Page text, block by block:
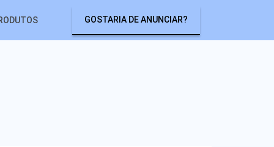
GOSTARIA DE ANUNCIAR?